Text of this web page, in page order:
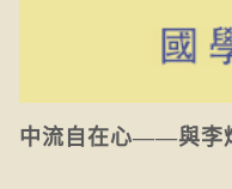
中流自在心——與李